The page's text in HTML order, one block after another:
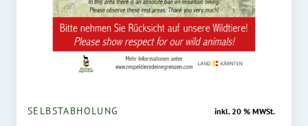
SELBSTABHOLUNG inkl. 20 % MWSt.